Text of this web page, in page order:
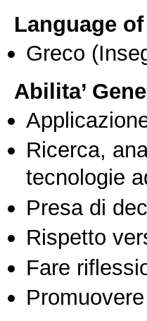
Language
Greco
Abilita’
Ricerca,
tecnologie
Presa di
Rispetto
Fare